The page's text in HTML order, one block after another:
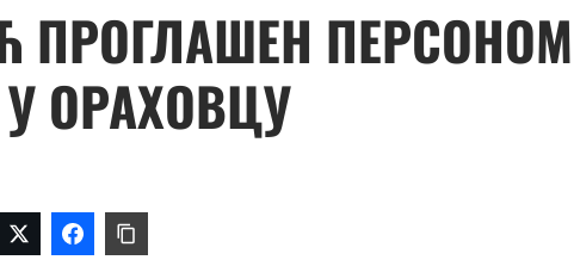
ПРОГЛАШЕН ПЕРСОНОМ
ОРАХОВЦУ